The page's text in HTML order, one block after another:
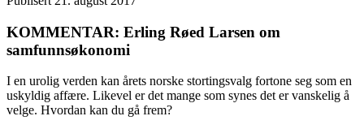
KOMMENTAR: Erling Røed Larsen om
samfunnsøkonomi
I en urolig verden kan årets norske stortingsvalg fortone seg som en
uskyldig affære. Likevel er det mange som synes det er vanskelig å
velge. Hvordan kan du gå frem?